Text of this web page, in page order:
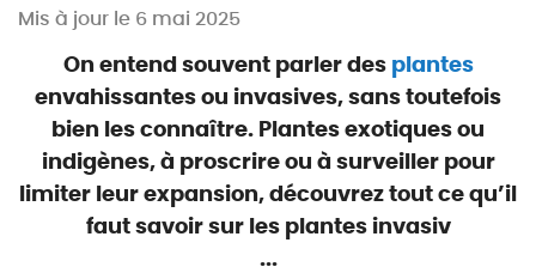
Mis à jour le 6 mai 2025
On entend souvent parler des plantes
envahissantes ou invasives, sans toutefois
bien les connaître. Plantes exotiques ou
indigènes, à proscrire ou à surveiller pour
limiter leur expansion, découvrez tout ce qu’il
faut savoir sur les plantes invasiv
...